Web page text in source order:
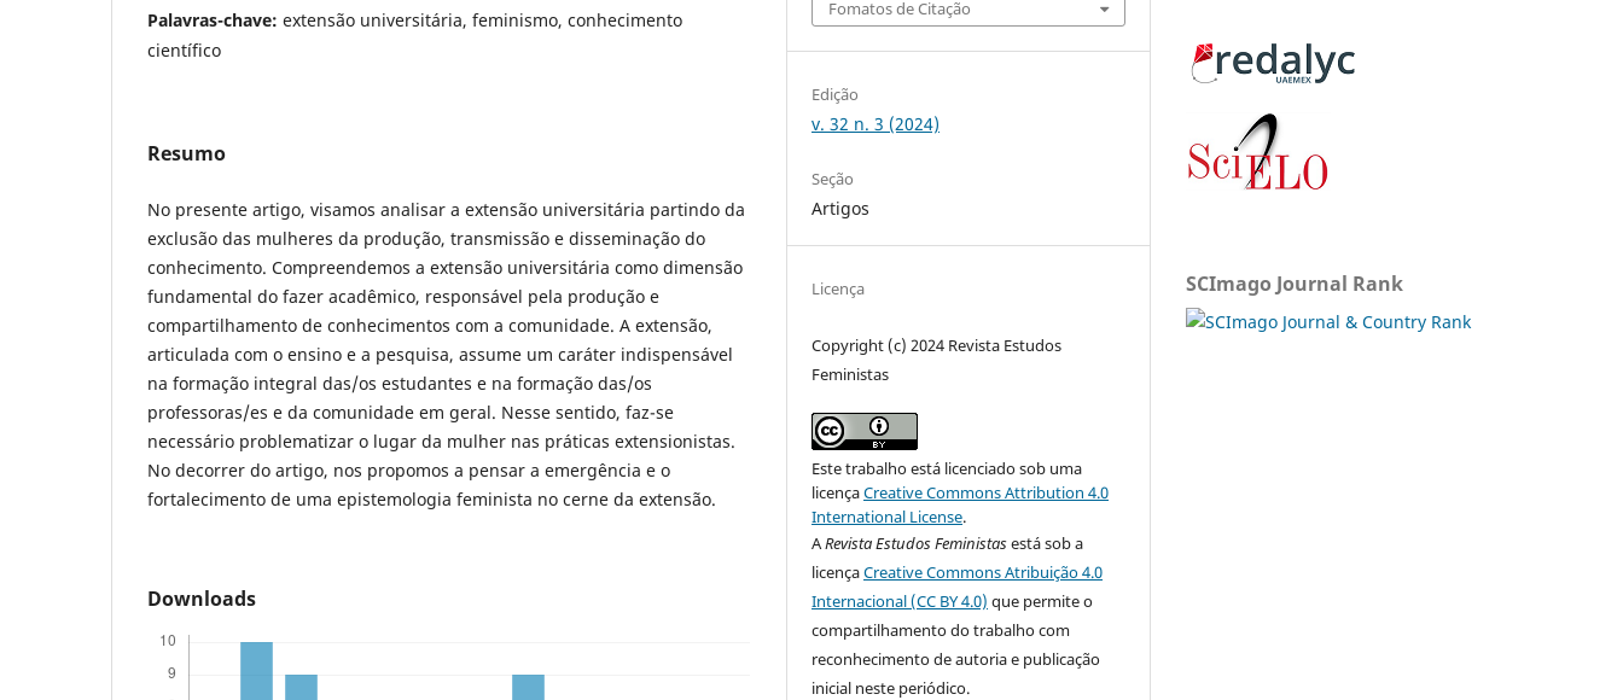
Palavras-chave: extensão universitária, feminismo, conhecimento
científico
Resumo
No presente artigo, visamos analisar a extensão universitária partindo da
exclusão das mulheres da produção, transmissão e disseminação do
conhecimento. Compreendemos a extensão universitária como dimensão
fundamental do fazer acadêmico, responsável pela produção e
compartilhamento de conhecimentos com a comunidade. A extensão,
articulada com o ensino e a pesquisa, assume um caráter indispensável
na formação integral das/os estudantes e na formação das/os
professoras/es e da comunidade em geral. Nesse sentido, faz-se
necessário problematizar o lugar da mulher nas práticas extensionistas.
No decorrer do artigo, nos propomos a pensar a emergência e o
fortalecimento de uma epistemologia feminista no cerne da extensão.
Downloads
Fomatos de Citação
Edição
v. 32 n. 3 (2024)
Seção
Artigos
Licença
Copyright (c) 2024 Revista Estudos
Feministas
Este trabalho está licenciado sob uma
licençaCreative Commons Attribution 4.0
International License.
ARevista Estudos Feministasestá sob a
licençaCreative Commons Atribuição 4.0
Internacional (CC BY 4.0) que permite o
compartilhamento do trabalho com
reconhecimento de autoria e publicação
inicial neste periódico.
SCImago Journal Rank